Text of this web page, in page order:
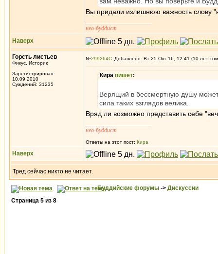
Вы придали излишнюю важность слову
нео-буддист
Наверх
Горсть листьев
Фикус, Историк
Зарегистрирован:
10.09.2010
Суждений: 31235
№299264 Добавлено: Вт 25 Окт 16, 12:41 (10 лет
Кира пишет:
Верящий в бессмертную душу может
сила таких взглядов велика.
Вряд ли возможно представить себе
нео-буддист
Ответы на этот пост: Кира
Наверх
Тред сейчас никто не читает.
Буддийские форумы -> Дискуссии
Страница 5 из 8